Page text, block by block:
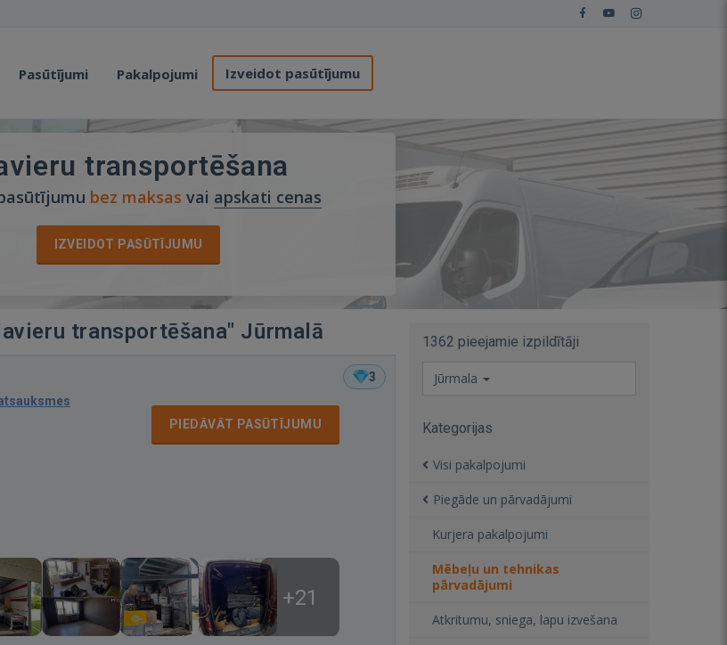
Pasūtījumi Pakalpojumi Izveidot pasūtījumu
transportēšana
bez maksas vai apskati cenas
IZVEIDOT PASŪTĪJUMU
transportēšana" Jūrmalā
3
PIEDĀVĀT PASŪTĪJUMU
+21
1362 pieejamie izpildītāji
Jūrmala
Kategorijas
Visi pakalpojumi
Piegāde un pārvadājumi
Kurjera pakalpojumi
Mēbeļu un tehnikas
pārvadājumi
Atkritumu, sniega, lapu izvešana